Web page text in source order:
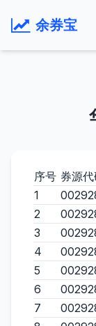
余券宝
序号 券源
1
2
3
4
5
6
7